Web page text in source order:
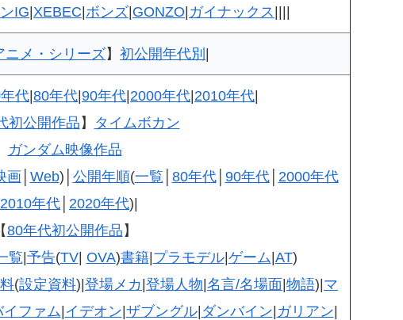
IG|XEBEC|ボンズ|GONZO| ガイナックス ||||
ニメ・シリーズ】 初公開年代別 |
代|80年代|90年代|2000年代|2010年代|
初公開作品】
タイムボカン
ガンダム映像作品
画│ Web)│ 公開年順(一覧 80年代│ 90年代│ 2000年代
2010年代 2020年代)|
【80年代初公開作品 】
覧|予告(TV| OVA)書籍|プラモデル|ゲーム|AT)
(設定資料)|登場メカ|登場人物|名言/名場面|物語)|マ
イファム| イデオン|ザブングル| ダンバイン| ガリアン|